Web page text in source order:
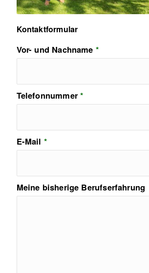
Kontaktformular
Vor- und Nachname *
Telefonnummer*
E-Mail *
Meine bisherige Berufserfahrung